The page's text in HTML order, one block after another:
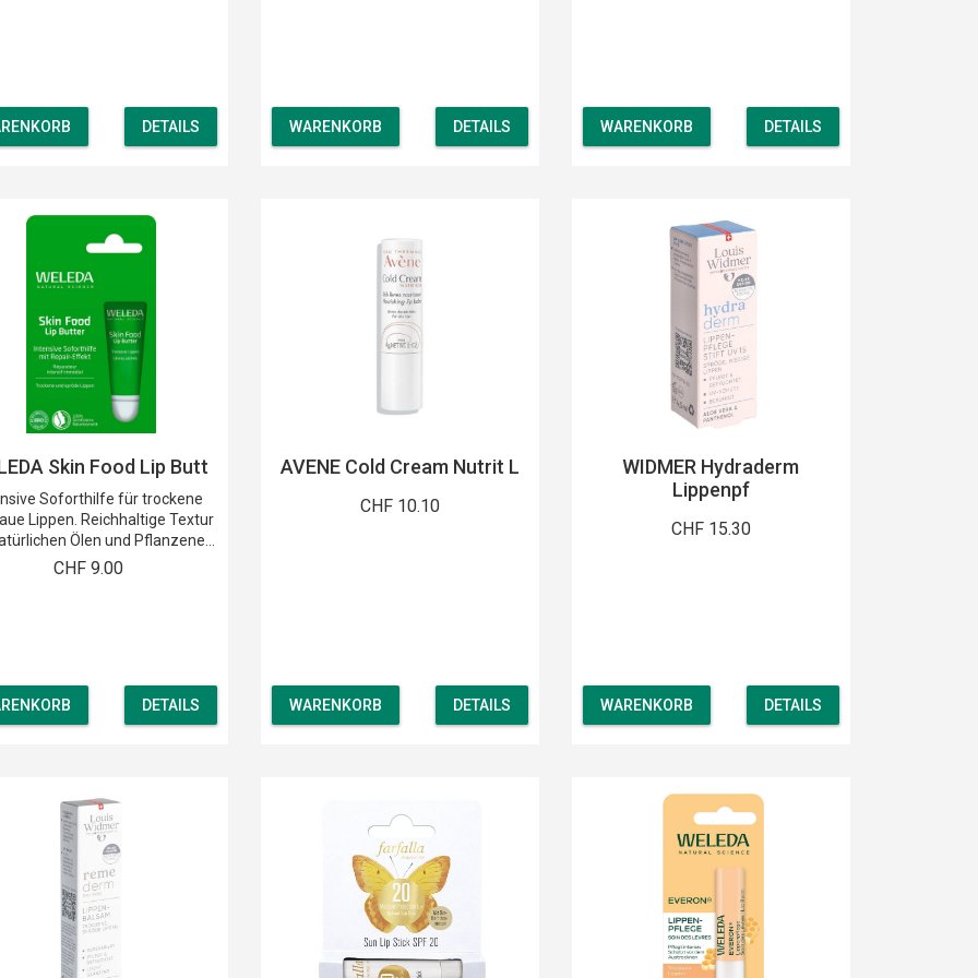
DETAILS WARENKORB DETAILS WARENKORB DETAILS
Skin Food Lip Butt
Soforthilfe für trockene
Lippen. Reichhaltige Textur
Ölen und Pflanzene...
CHF 9.00
DETAILS
AVENE Cold Cream Nutrit L
CHF 10.10
WARENKORB DETAILS
WIDMER Hydraderm
Lippenpf
CHF 15.30
WARENKORB DETAILS